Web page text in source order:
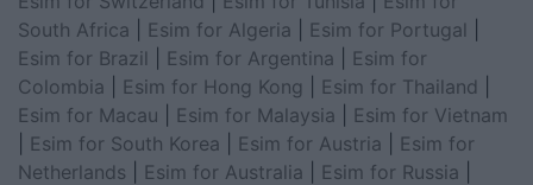
South Africa
Esim for Algeria Esim for Portugal
Esim for Brazil
Esim for Argentina
Esim for
Colombia
Esim for Hong Kong Esim for Thailand
Esim for Macau
Esim for Malaysia
Esim for Vietnam
Esim for South Korea Esim for Austria
Esim for
Netherlands
Esim for Australia Esim for Russia